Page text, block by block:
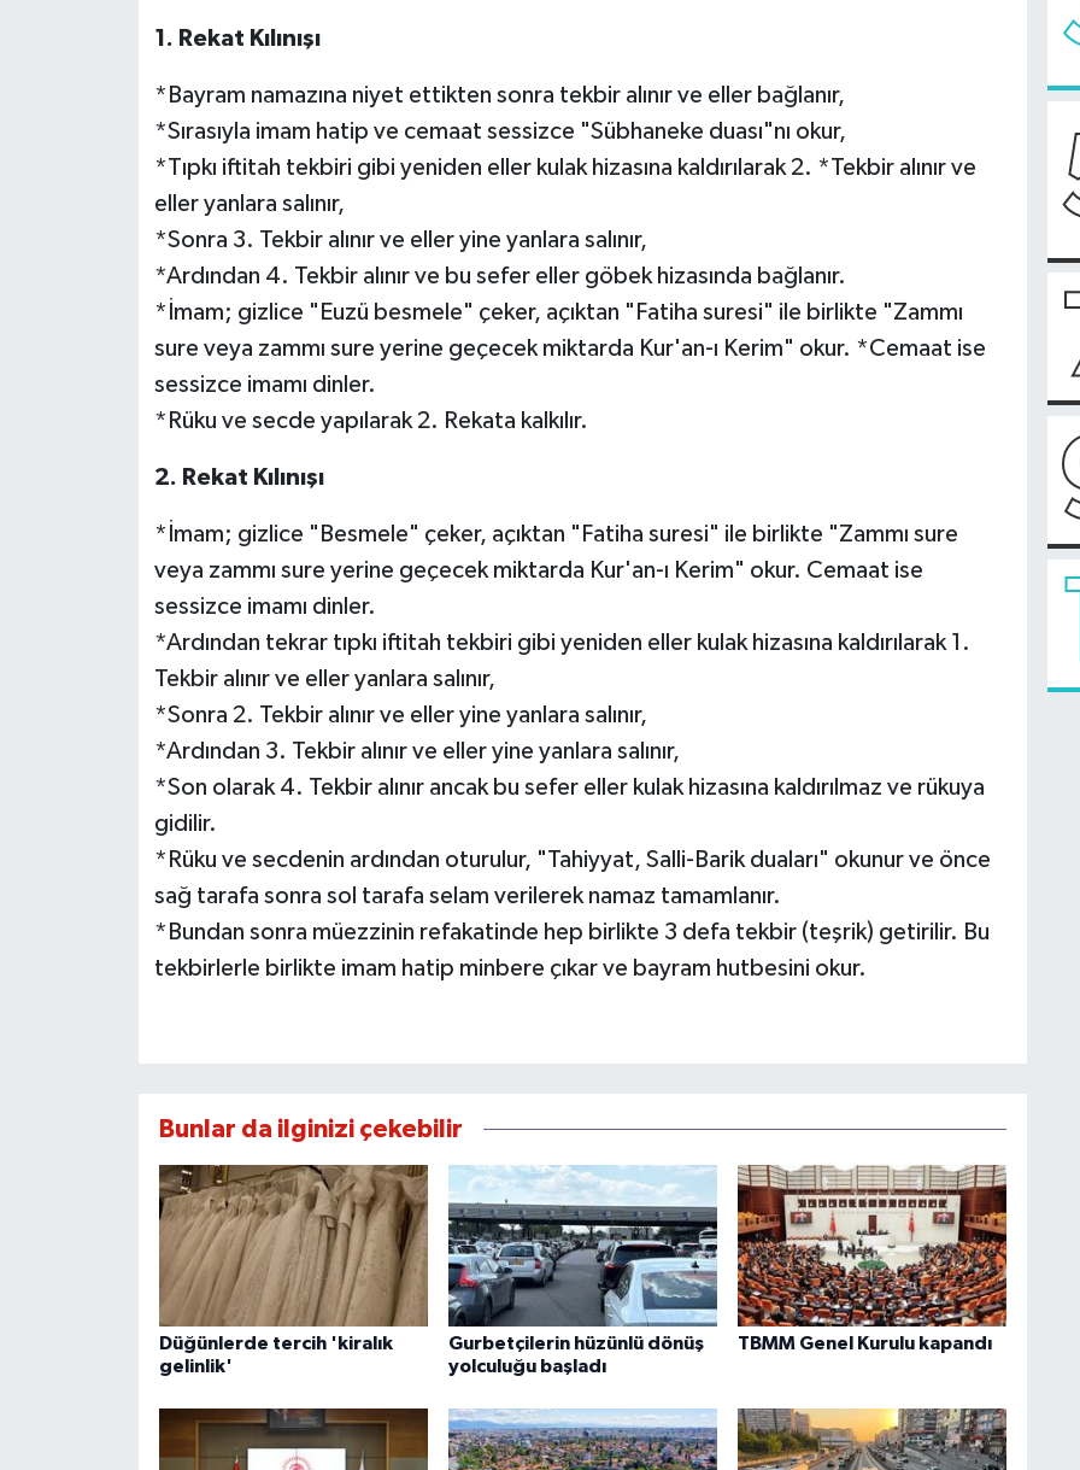
1. Rekat Kılınışı
*Bayram namazına niyet ettikten sonra tekbir alınır ve eller bağlanır,
*Sırasıyla imam hatip ve cemaat sessizce "Sübhaneke duası"nı okur,
*Tıpkı iftitah tekbiri gibi yeniden eller kulak hizasına kaldırılarak 2. *Tekbir alınır ve
eller yanlara salınır,
*Sonra 3. Tekbir alınır ve eller yine yanlara salınır,
*Ardından 4. Tekbir alınır ve bu sefer eller göbek hizasında bağlanır.
*İmam; gizlice "Euzü besmele" çeker, açıktan "Fatiha suresi" ile birlikte "Zammı
sure veya zammı sure yerine geçecek miktarda Kur'an-ı Kerim" okur. *Cemaat ise
sessizce imamı dinler.
*Rüku ve secde yapılarak 2. Rekata kalkılır.
2. Rekat Kılınışı
*İmam; gizlice "Besmele" çeker, açıktan "Fatiha suresi" ile birlikte "Zammı sure
veya zammı sure yerine geçecek miktarda Kur'an-ı Kerim" okur. Cemaat ise
sessizce imamı dinler.
*Ardından tekrar tıpkı iftitah tekbiri gibi yeniden eller kulak hizasına kaldırılarak 1.
Tekbir alınır ve eller yanlara salınır,
*Sonra 2. Tekbir alınır ve eller yine yanlara salınır,
*Ardından 3. Tekbir alınır ve eller yine yanlara salınır,
*Son olarak 4. Tekbir alınır ancak bu sefer eller kulak hizasına kaldırılmaz ve rükuya
gidilir.
*Rüku ve secdenin ardından oturulur, "Tahiyyat, Salli-Barik duaları" okunur ve önce
sağ tarafa sonra sol tarafa selam verilerek namaz tamamlanır.
*Bundan sonra müezzinin refakatinde hep birlikte 3 defa tekbir (teşrik) getirilir. Bu
tekbirlerle birlikte imam hatip minbere çıkar ve bayram hutbesini okur.
Bunlar da ilginizi çekebilir
Düğünlerde tercih 'kiralık
gelinlik'
Gurbetçilerin hüzünlü dönüş
yolculuğu başladı
TBMM Genel Kurulu kapandı